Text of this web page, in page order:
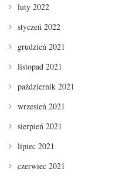
luty 2022
styczeń 2022
grudzień 2021
listopad 2021
październik 2021
wrzesień 2021
sierpień 2021
lipiec 2021
czerwiec 2021